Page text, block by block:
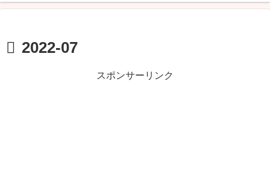
2022-07
スポンサーリンク